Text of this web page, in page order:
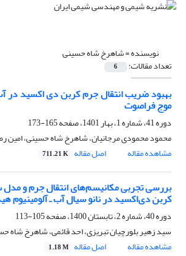
نویسنده =شاهرخ شاه حسینی
تعداد مقالات: 6
بهبود ضریب انتقال جرم کربن دی اکسید در
موج فراصوت
دوره 41، شماره 1، بهار 1401، صفحه
165-173
محمود محمودی مرجانیان، شاهرخ شاه حسینی، امین
مشاهده مقاله
اصل مقاله 711.21 K
بررسی تجربی مکانیسم‌های انتقال جرم و
کربن دی‌اکسید در نانو سیال آب ـ آلومینیوم
دوره 40، شماره 2، تابستان 1400، صفحه
105-113
سید زهیر بلورچیان تبریزی، احد قائمی، شاهرخ شاه
مشاهده مقاله
اصل مقاله 1.18 M